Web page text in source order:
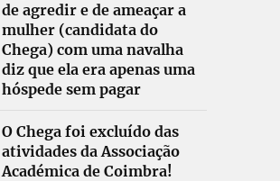
de agredir e de ameaçar a
mulher (candidata do
Chega) com uma navalha
diz que ela era apenas uma
hóspede sem pagar
O Chega foi excluído das
atividades da Associação
Académica de Coimbra!